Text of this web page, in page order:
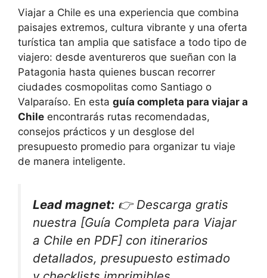
Viajar a Chile es una experiencia que combina
paisajes extremos, cultura vibrante y una oferta
turística tan amplia que satisface a todo tipo de
viajero: desde aventureros que sueñan con la
Patagonia hasta quienes buscan recorrer
ciudades cosmopolitas como Santiago o
Valparaíso. En esta guía completa para viajar a
Chile encontrarás rutas recomendadas,
consejos prácticos y un desglose del
presupuesto promedio para organizar tu viaje
de manera inteligente.
Lead magnet: 👉 Descarga gratis
nuestra [Guía Completa para Viajar
a Chile en PDF] con itinerarios
detallados, presupuesto estimado